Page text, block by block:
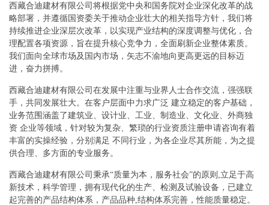
西藏合迪建材有限公司将根据党中央和国务院对企业深化改革的战
略部署，并遵循国资委关于推动企业壮大的相关指导方针，我们将
持续推进企业深层次改革，以实现产业结构的深度调整与优化，合
理配置各项资源，旨在提升核心竞争力，全面刷新企业整体素质。
我们面向全球市场及国内市场，矢志不渝地向更高更远的目标迈
进，奋力拼搏。
西藏合迪建材有限公司在发展中注重与业界人士合作交流，强强联
手，共同发展壮大。在客户层面中力求广泛 建立稳定的客户基础，
业务范围涵盖了建筑业、设计业、工业、制造业、文化业、外商独
资 企业等领域，针对较为复杂、繁琐的行业资质注册申请咨询有着
丰富的实操经验，分别满足 不同行业，为各企业尽其所能，为之提
供合理、多方面的专业服务。
西藏合迪建材有限公司秉承“质量为本，服务社会”的原则,立足于高
新技术，科学管理，拥有现代化的生产、检测及试验设备，已建立
起完善的产品结构体系，产品品种,结构体系完善，性能质量稳定。